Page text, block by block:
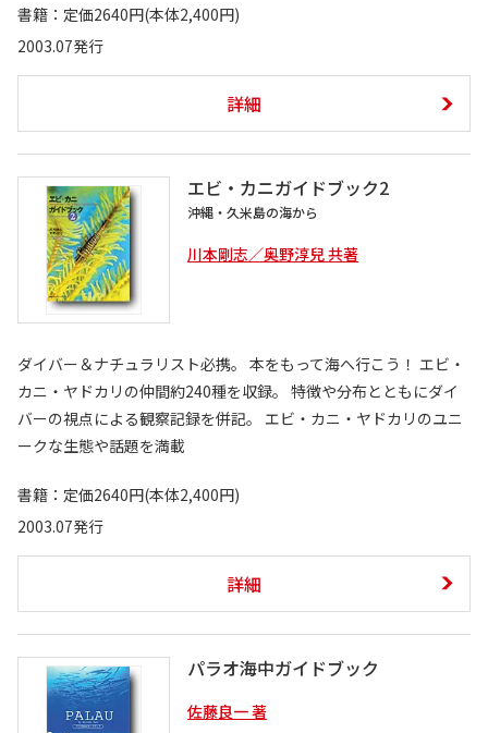
書籍：定価2640円(本体2,400円)
2003.07発行
詳細
エビ・カニガイドブック2
沖縄・久米島の海から
川本剛志／奥野淳兒 共著
ダイバー＆ナチュラリスト必携。 本をもって海へ行こう！ エビ・
カニ・ヤドカリの仲間約240種を収録。 特徴や分布とともにダイ
バーの視点による観察記録を併記。 エビ・カニ・ヤドカリのユニ
ークな生態や話題を満載
書籍：定価2640円(本体2,400円)
2003.07発行
詳細
パラオ海中ガイドブック
佐藤良一 著